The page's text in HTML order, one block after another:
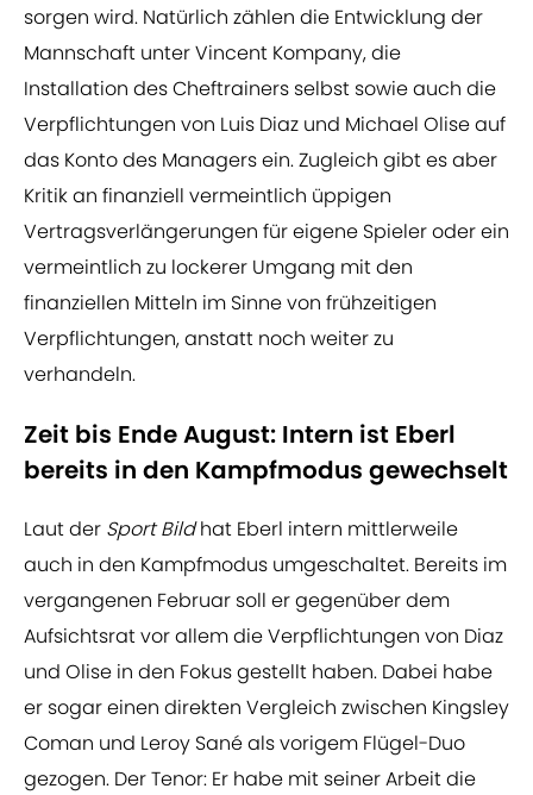
sorgen wird. Natürlich zählen die Entwicklung der
Mannschaft unter Vincent Kompany, die
Installation des Cheftrainers selbst sowie auch die
Verpflichtungen von Luis Diaz und Michael Olise auf
das Konto des Managers ein. Zugleich gibt es aber
Kritik an finanziell vermeintlich üppigen
Vertragsverlängerungen für eigene Spieler oder ein
vermeintlich zu lockerer Umgang mit den
finanziellen Mitteln im Sinne von frühzeitigen
Verpflichtungen, anstatt noch weiter zu
verhandeln.
Zeit bis Ende August: Intern ist Eberl
bereits in den Kampfmodus gewechselt
Laut der Sport Bildhat Eberl intern mittlerweile
auch in den Kampfmodus umgeschaltet. Bereits im
vergangenen Februar soll er gegenüber dem
Aufsichtsrat vor allem die Verpflichtungen von Diaz
und Olise in den Fokus gestellt haben. Dabei habe
er sogar einen direkten Vergleich zwischen Kingsley
Coman und Leroy Sané als vorigem Flügel-Duo
gezogen. Der Tenor: Er habe mit seiner Arbeit die